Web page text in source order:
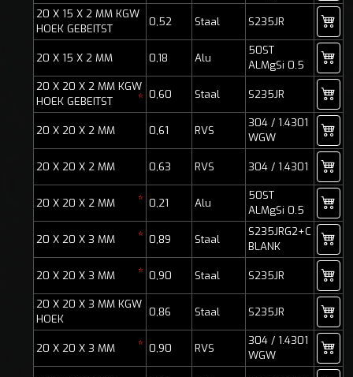
20 X 15 X 2 MM KGW
HOEK GEBEITST
0,52 Staal S235JR
20 X 15 X 2 MM 0,18 Alu
50ST
ALMgSi 0.5
20 X 20 X 2 MM KGW
HOEK GEBEITST
* 0,60 Staal S235JR
20 X 20 X 2 MM 0,61 RVS
304 / 1.4301
WGW
20 X 20 X 2 MM 0,63 RVS 304 / 1.4301
20 X 20 X 2 MM * 0,21 Alu
50ST
ALMgSi 0.5
20 X 20 X 3 MM * 0,89 Staal
S235JRG2+C
BLANK
20 X 20 X 3 MM * 0,90 Staal S235JR
20 X 20 X 3 MM KGW
HOEK
0,86 Staal S235JR
20 X 20 X 3 MM * 0,90 RVS
304 / 1.4301
WGW